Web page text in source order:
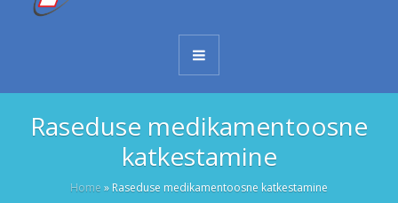
Raseduse medikamentoosne
katkestamine
Home » Raseduse medikamentoosne katkestamine